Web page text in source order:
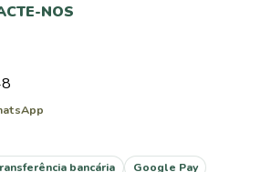
NOS
bancária Google Pay